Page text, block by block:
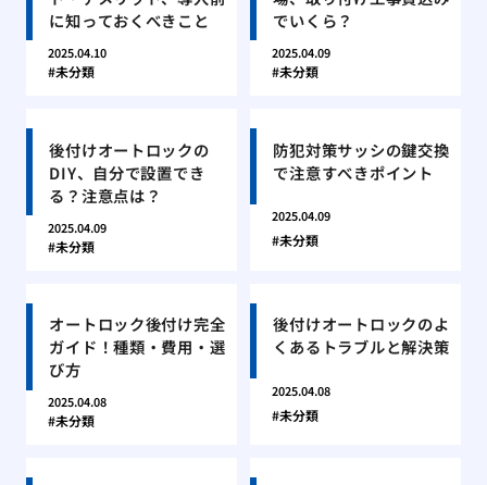
に知っておくべきこと
2025.04.10
未分類
でいくら？
2025.04.09
未分類
後付けオートロックの
DIY、自分で設置でき
る？注意点は？
2025.04.09
未分類
防犯対策サッシの鍵交換
で注意すべきポイント
2025.04.09
未分類
オートロック後付け完全
ガイド！種類・費用・選
び方
2025.04.08
未分類
後付けオートロックのよ
くあるトラブルと解決策
2025.04.08
未分類